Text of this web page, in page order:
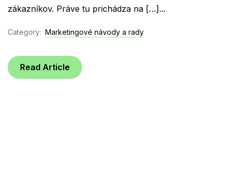
zákazníkov. Práve tu prichádza na […]...
Category: Marketingové návody a rady
Read Article